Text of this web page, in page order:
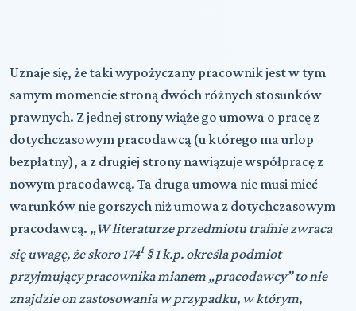
Uznaje się, że taki wypożyczany pracownik jest w tym
samym momencie stroną dwóch różnych stosunków
prawnych. Z jednej strony wiąże go umowa o pracę z
dotychczasowym pracodawcą (u którego ma urlop
bezpłatny), a z drugiej strony nawiązuje współpracę z
nowym pracodawcą. Ta druga umowa nie musi mieć
warunków nie gorszych niż umowa z dotychczasowym
pracodawcą. „W literaturze przedmiotu trafnie zwraca
się uwagę, że skoro 1741 § 1 k.p. określa podmiot
przyjmujący pracownika mianem „pracodawcy” to nie
znajdzie on zastosowania w przypadku, w którym,